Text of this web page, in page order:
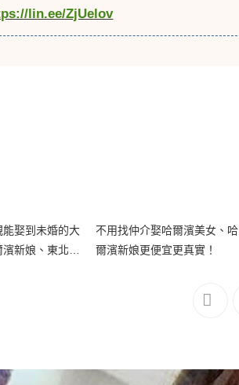
lin.ee/ZjUelov
能娶到未婚的大
新娘、東北新
不用找仲介娶哈爾濱美女、哈
爾濱新娘更便宜更真實！